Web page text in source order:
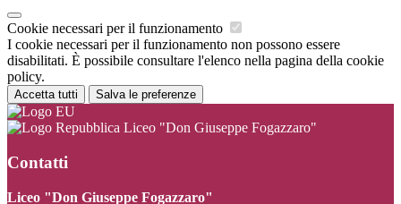
Cookie necessari per il funzionamento
I cookie necessari per il funzionamento non possono essere
disabilitati. È possibile consultare l'elenco nella pagina della cookie
policy.
Accetta tutti Salva le preferenze
Liceo "Don Giuseppe Fogazzaro"
Contatti
Liceo "Don Giuseppe Fogazzaro"